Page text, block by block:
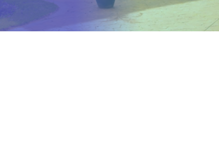
Nossa equipe está ligando
para cada mensagem